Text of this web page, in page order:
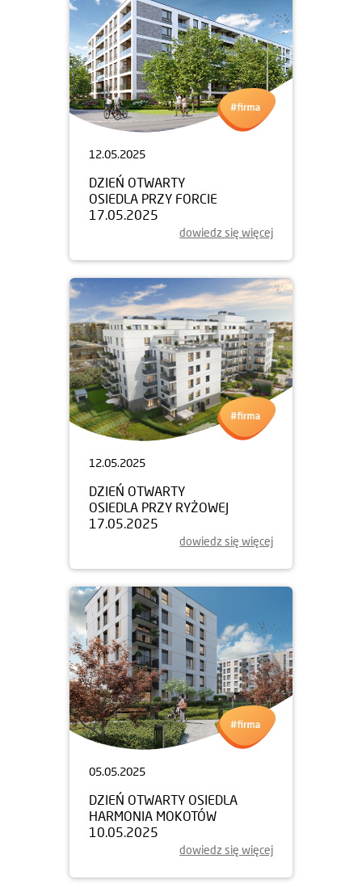
12.05.2025
DZIEŃ OTWARTY
OSIEDLA PRZY FORCIE
17.05.2025
dowiedz się więcej
12.05.2025
DZIEŃ OTWARTY
OSIEDLA PRZY RYŻOWEJ
17.05.2025
dowiedz się więcej
05.05.2025
DZIEŃ OTWARTY OSIEDLA
HARMONIA MOKOTÓW
10.05.2025
dowiedz się więcej